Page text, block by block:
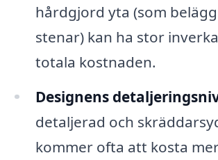
hårdgjord yta (som
stenar) kan ha stor
totala kostnaden.
Designens
detaljerad och
kommer ofta att kosta